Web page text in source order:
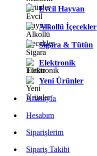
Evcil Hayvan
Alkollü İçecekler
Sigara & Tütün
Elektronik
Yeni Ürünler
Anasayfa
Hesabım
Siparişlerim
Sipariş Takibi